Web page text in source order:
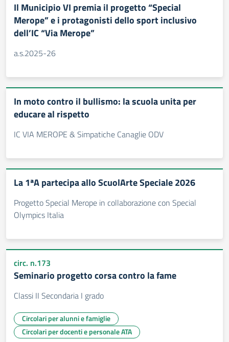
Il Municipio VI premia il progetto “Special
Merope” e i protagonisti dello sport inclusivo
dell’IC “Via Merope”
a.s.2025-26
In moto contro il bullismo: la scuola unita per
educare al rispetto
IC VIA MEROPE & Simpatiche Canaglie ODV
La 1ªA partecipa allo ScuolArte Speciale 2026
Progetto Special Merope in collaborazione con Special
Olympics Italia
circ. n.173
Seminario progetto corsa contro la fame
Classi II Secondaria I grado
Circolari per alunni e famiglie
Circolari per docenti e personale ATA